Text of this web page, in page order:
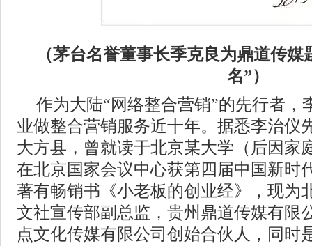
（茅台名誉董事长季克良为鼎道传
名”）
作为大陆“网络整合营销”的先行者，
业做整合营销服务近十年。据悉李治仪
大方县，曾就读于北京某大学（后因家
在北京国家会议中心获第四届中国新时
著有畅销书《小老板的创业经》，现为
文社宣传部副总监，贵州鼎道传媒有限
点文化传媒有限公司创始合伙人，同时